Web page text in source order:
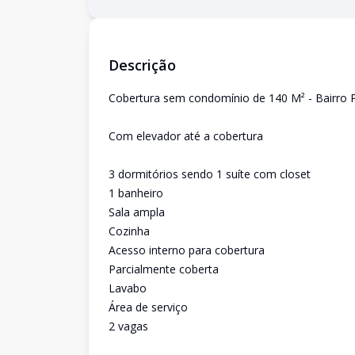
Descrição
Cobertura sem condomínio de 140 M² - Bairro
Com elevador até a cobertura
3 dormitórios sendo 1 suíte com closet
1 banheiro
Sala ampla
Cozinha
Acesso interno para cobertura
Parcialmente coberta
Lavabo
Área de serviço
2 vagas